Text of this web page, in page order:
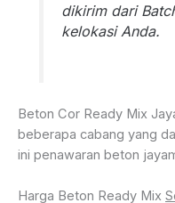
dikirim dari
kelokasi Anda.
Beton Cor Ready Mix
beberapa cabang yang
ini penawaran beton
Harga Beton Ready Mix